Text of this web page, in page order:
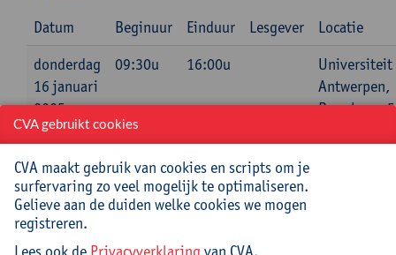
Datum
Beginuur Einduur Lesgever
Locatie
donderdag
16 januari
2025
09:30u 16:00u
Universiteit
Antwerpen,
Boogkeers 5
CVA gebruikt cookies
CVA maakt gebruik van cookies en scripts om je
surfervaring zo veel mogelijk te optimaliseren.
Gelieve aan de duiden welke cookies we mogen
registreren.
Lees ook de Privacyverklaring van CVA.